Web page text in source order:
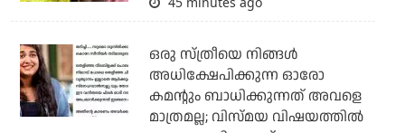
ഒരു സ്ത്രീയെ നിങ്ങള്‍
അധിക്ഷേപിക്കുന്ന ഓരോ
കമന്റും ബാധിക്കുന്നത് അവളെ
മാത്രമല്ല; വിസ്മയ വിഷയത്തില്‍